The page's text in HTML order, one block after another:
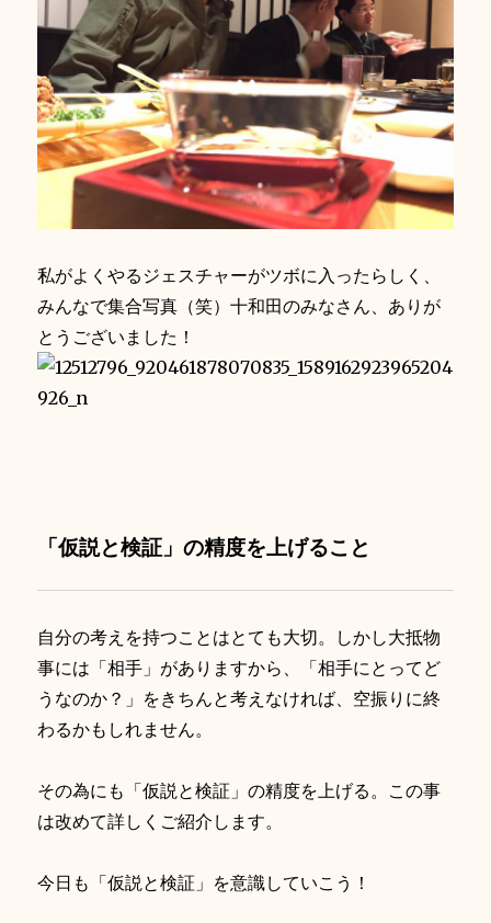
私がよくやるジェスチャーがツボに入ったらしく、
みんなで集合写真（笑）十和田のみなさん、ありが
とうございました！
「仮説と検証」の精度を上げること
自分の考えを持つことはとても大切。しかし大抵物
事には「相手」がありますから、「相手にとってど
うなのか？」をきちんと考えなければ、空振りに終
わるかもしれません。
その為にも「仮説と検証」の精度を上げる。 この事
は改めて詳しくご紹介します。
今日も「仮説と検証」を意識していこう！